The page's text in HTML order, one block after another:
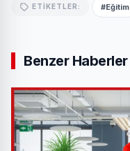
ETIKETLER: #Eğitim
Benzer Haberler